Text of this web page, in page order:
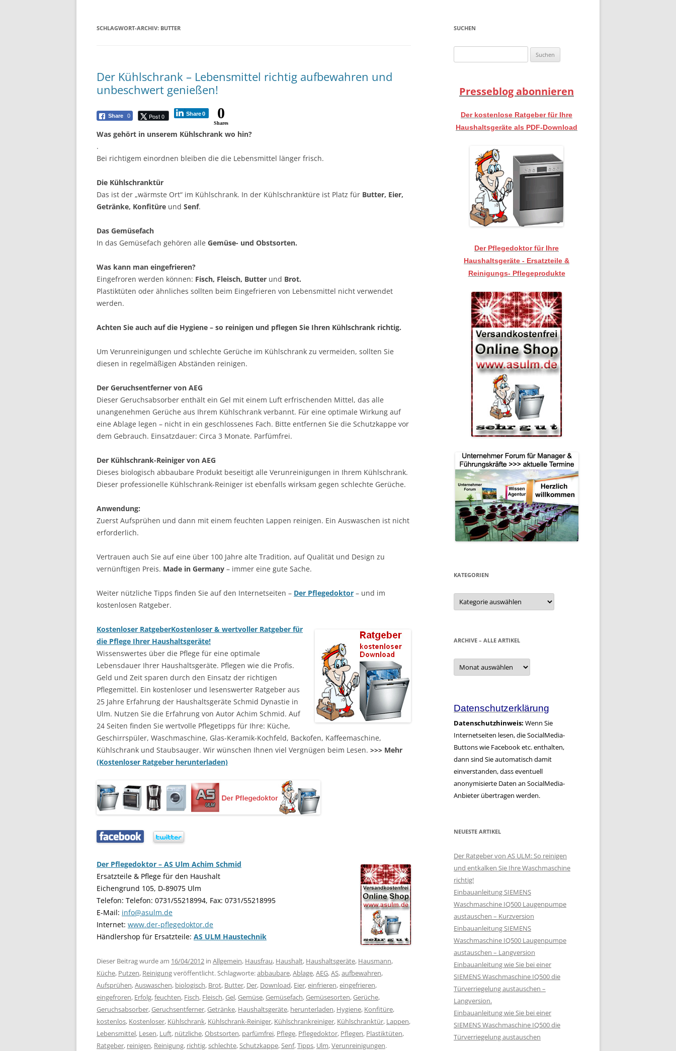
SCHLAGWORT-ARCHIV: BUTTER
Der Kühlschrank – Lebensmittel richtig aufbewahren und
unbeschwert genießen!
Share 0 Post 0 Share0 0
Shares
Was gehört in unserem Kühlschrank wo hin?
.
Bei richtigem einordnen bleiben die die Lebensmittel länger frisch.
Die Kühlschranktür
Das ist der „wärmste Ort“ im Kühlschrank. In der Kühlschranktüre ist Platz für Butter, Eier,
Getränke, Konfitüre und Senf.
Das Gemüsefach
In das Gemüsefach gehören alle Gemüse- und Obstsorten.
Was kann man eingefrieren?
Eingefroren werden können: Fisch, Fleisch, Butter und Brot.
Plastiktüten oder ähnliches sollten beim Eingefrieren von Lebensmittel nicht verwendet
werden.
Achten Sie auch auf die Hygiene – so reinigen und pflegen Sie Ihren Kühlschrank richtig.
Um Verunreinigungen und schlechte Gerüche im Kühlschrank zu vermeiden, sollten Sie
diesen in regelmäßigen Abständen reinigen.
Der Geruchsentferner von AEG
Dieser Geruchsabsorber enthält ein Gel mit einem Luft erfrischenden Mittel, das alle
unangenehmen Gerüche aus Ihrem Kühlschrank verbannt. Für eine optimale Wirkung auf
eine Ablage legen – nicht in ein geschlossenes Fach. Bitte entfernen Sie die Schutzkappe vor
dem Gebrauch. Einsatzdauer: Circa 3 Monate. Parfümfrei.
Der Kühlschrank-Reiniger von AEG
Dieses biologisch abbaubare Produkt beseitigt alle Verunreinigungen in Ihrem Kühlschrank.
Dieser professionelle Kühlschrank-Reiniger ist ebenfalls wirksam gegen schlechte Gerüche.
Anwendung:
Zuerst Aufsprühen und dann mit einem feuchten Lappen reinigen. Ein Auswaschen ist nicht
erforderlich.
Vertrauen auch Sie auf eine über 100 Jahre alte Tradition, auf Qualität und Design zu
vernünftigen Preis. Made in Germany – immer eine gute Sache.
Weiter nützliche Tipps finden Sie auf den Internetseiten – Der Pflegedoktor – und im
kostenlosen Ratgeber.
Kostenloser RatgeberKostenloser & wertvoller Ratgeber für
die Pflege Ihrer Haushaltsgeräte!
Wissenswertes über die Pflege für eine optimale
Lebensdauer Ihrer Haushaltsgeräte. Pflegen wie die Profis.
Geld und Zeit sparen durch den Einsatz der richtigen
Pflegemittel. Ein kostenloser und lesenswerter Ratgeber aus
25 Jahre Erfahrung der Haushaltsgeräte Schmid Dynastie in
Ulm. Nutzen Sie die Erfahrung von Autor Achim Schmid. Auf
24 Seiten finden Sie wertvolle Pflegetipps für Ihre: Küche,
Geschirrspüler, Waschmaschine, Glas-Keramik-Kochfeld, Backofen, Kaffeemaschine,
Kühlschrank und Staubsauger. Wir wünschen Ihnen viel Vergnügen beim Lesen. >>> Mehr
(Kostenloser Ratgeber herunterladen)
Der Pflegedoktor – AS Ulm Achim Schmid
Ersatzteile & Pflege für den Haushalt
Eichengrund 105, D-89075 Ulm
Telefon: Telefon: 0731/55218994, Fax: 0731/55218995
E-Mail: info@asulm.de
Internet: www.der-pflegedoktor.de
Händlershop für Ersatzteile: AS ULM Haustechnik
Dieser Beitrag wurde am 16/04/2012 in Allgemein, Hausfrau, Haushalt, Haushaltsgeräte, Hausmann,
Küche, Putzen, Reinigungveröffentlicht. Schlagworte:abbaubare,Ablage,AEG,AS,aufbewahren,
Aufsprühen,Auswaschen, biologisch, Brot, Butter, Der, Download, Eier,einfrieren,eingefrieren,
eingefroren, Erfolg,feuchten, Fisch, Fleisch,Gel,Gemüse,Gemüsefach,Gemüsesorten,Gerüche,
Geruchsabsorber,Geruchsentferner,Getränke, Haushaltsgeräte, herunterladen, Hygiene, Konfitüre,
kostenlos, Kostenloser, Kühlschrank, Kühlschrank-Reiniger, Kühlschrankreiniger, Kühlschranktür, Lappen,
Lebensmittel, Lesen, Luft, nützliche,Obstsorten, parfümfrei, Pflege, Pflegedoktor, Pflegen, Plastiktüten,
Ratgeber, reinigen, Reinigung, richtig,schlechte,Schutzkappe,Senf,Tipps, Ulm,Verunreinigungen.
SUCHEN
nach:
Presseblog abonnieren
Der kostenlose Ratgeber für Ihre
Haushaltsgeräte als PDF-Download
Der Pflegedoktor für Ihre
Haushaltsgeräte - Ersatzteile &
Reinigungs- Pflegeprodukte
KATEGORIEN
Kategorien
ARCHIVE – ALLE ARTIKEL
Archive
alle
Datenschutzerklärung
Datenschutzhinweis: Wenn Sie
Internetseiten lesen, die SocialMedia-
Buttons wie Facebook etc. enthalten,
dann sind Sie automatisch damit
einverstanden, dass eventuell
anonymisierte Daten an SocialMedia-
Anbieter übertragen werden.
NEUESTE ARTIKEL
Der Ratgeber von AS ULM: So reinigen
und entkalken Sie Ihre Waschmaschine
richtig!
Einbauanleitung SIEMENS
Waschmaschine IQ500 Laugenpumpe
austauschen – Kurzversion
Einbauanleitung SIEMENS
Waschmaschine IQ500 Laugenpumpe
austauschen – Langversion
Einbauanleitung wie Sie bei einer
SIEMENS Waschmaschine IQ500 die
Türverriegelung austauschen –
Langversion.
Einbauanleitung wie Sie bei einer
SIEMENS Waschmaschine IQ500 die
Türverriegelung austauschen